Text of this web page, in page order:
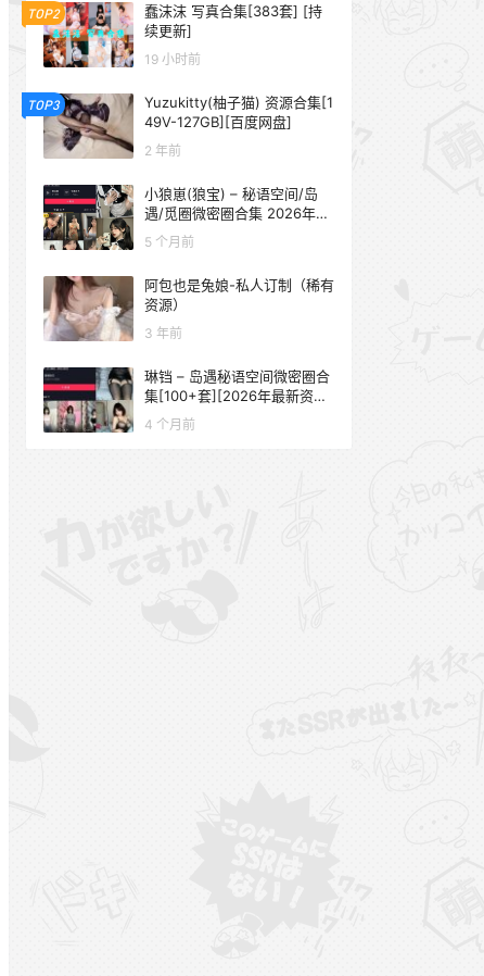
TOP2
蠢沫沫 写真合集[383套] [持
续更新]
19 小时前
TOP3
Yuzukitty(柚子猫) 资源合集[1
49V-127GB][百度网盘]
2 年前
小狼崽(狼宝) – 秘语空间/岛
遇/觅圈微密圈合集 2026年抖
音资源更新中
5 个月前
阿包也是兔娘-私人订制（稀有
资源）
3 年前
琳铛 – 岛遇秘语空间微密圈合
集[100+套][2026年最新资源
更新中]
4 个月前